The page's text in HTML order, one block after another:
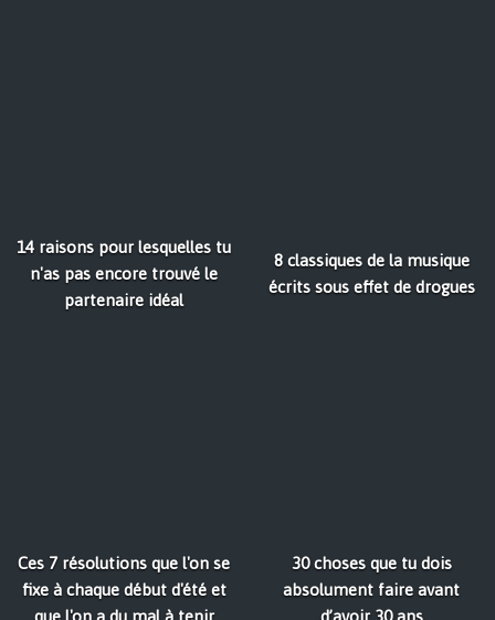
14 raisons pour lesquelles tu
n'as pas encore trouvé le
partenaire idéal
8 classiques de la musique
écrits sous effet de drogues
Ces 7 résolutions que l'on se
fixe à chaque début d'été et
que l'on a du mal à tenir
30 choses que tu dois
absolument faire avant
d’avoir 30 ans